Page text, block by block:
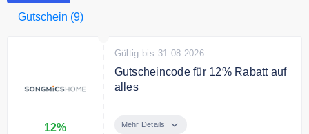
Gutschein (9)
12%
Gültig bis 31.08.2026
Gutscheincode für 12% Rabatt auf
alles
Gutscheincode 12% auf alle
Mehr Details